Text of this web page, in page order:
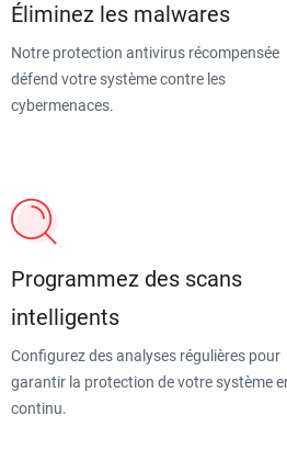
Éliminez les malwares
Notre protection antivirus récompensée
défend votre système contre les
cybermenaces.
Programmez des scans
intelligents
Configurez des analyses régulières pour
garantir la protection de votre système
continu.